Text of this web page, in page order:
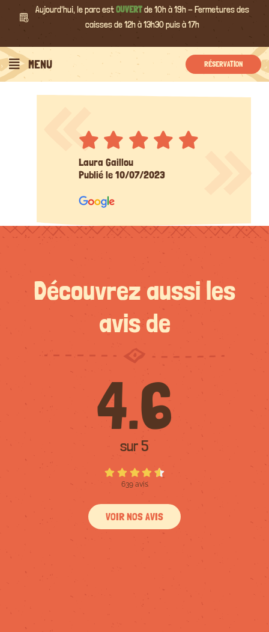
Aujourd'hui, le parc estOUVERTde 10h à 19h - Fermetures des
caisses de 12h à 13h30 puis à 17h
MENU RÉSERVATION
Laura Gaillou
Publié le 10/07/2023
Découvrez aussi les
avis de
4.6
sur 5
639 avis
VOIR NOS AVIS